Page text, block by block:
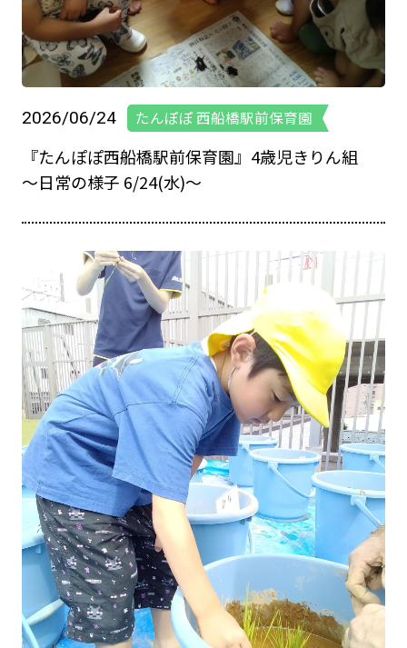
2026/06/24 たんぽぽ 西船橋駅前保育園
『たんぽぽ西船橋駅前保育園』4歳児きりん組
～日常の様子 6/24(水)～